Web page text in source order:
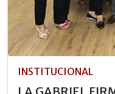
INSTITUCIONAL